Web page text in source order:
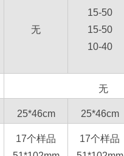
无
15-50
15-50
10-40
无
25*46cm 25*46cm
17个样品
17个样品